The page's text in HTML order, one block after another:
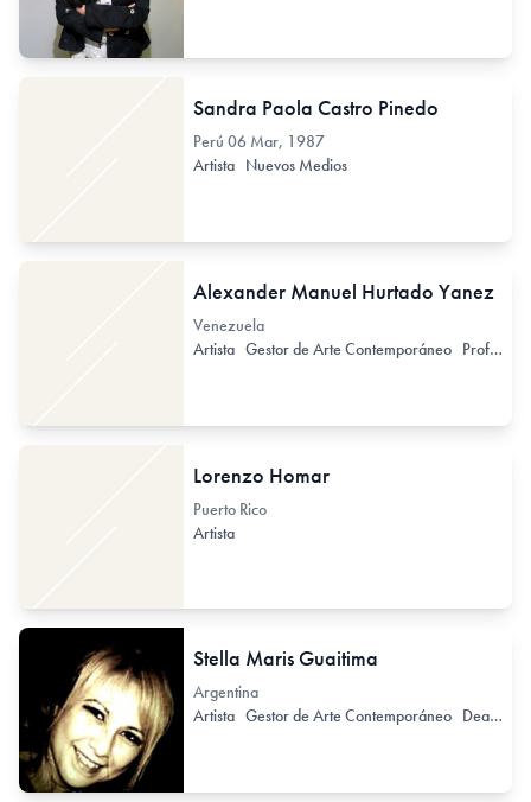
Sandra Paola Castro Pinedo
Perú 06 Mar, 1987
Artista Nuevos Medios
Alexander Manuel Hurtado Yanez
Venezuela
Artista Gestor de Arte Contemporáneo Profesor de Arte Secundario
Lorenzo Homar
Puerto Rico
Artista
Stella Maris Guaitima
Argentina
Artista Gestor de Arte Contemporáneo Dealer / Marchand